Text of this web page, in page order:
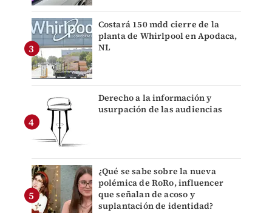
Costará 150 mdd cierre de la
planta de Whirlpool en Apodaca,
NL
Derecho a la información y
usurpación de las audiencias
¿Qué se sabe sobre la nueva
polémica de RoRo, influencer
que señalan de acoso y
suplantación de identidad?